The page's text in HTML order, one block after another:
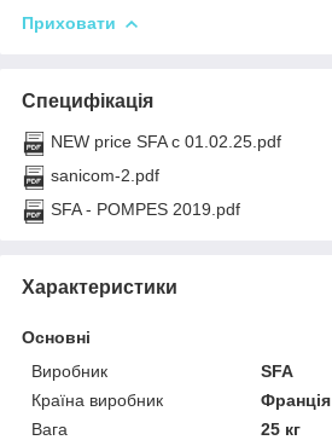
Приховати
Специфікація
NEW price SFA с 01.02.25.pdf
sanicom-2.pdf
SFA - POMPES 2019.pdf
Характеристики
Основні
Виробник
SFA
Країна виробник
Франція
Вага
25 кг